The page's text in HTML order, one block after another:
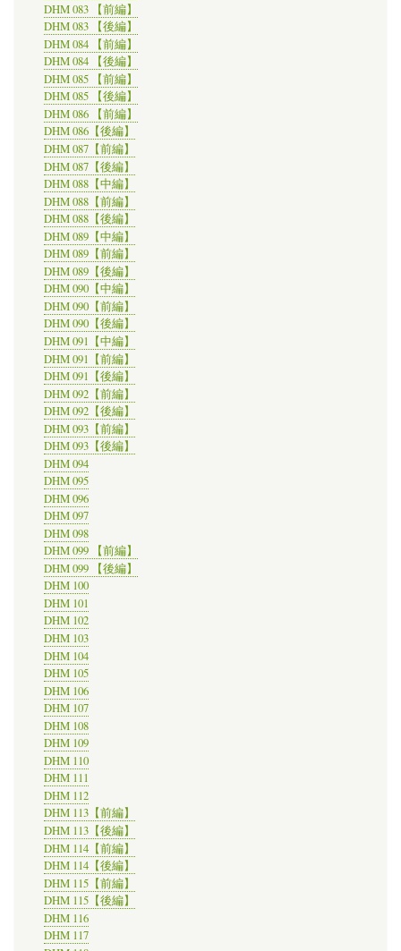
DHM 083 【前編】
DHM 083 【後編】
DHM 084 【前編】
DHM 084 【後編】
DHM 085 【前編】
DHM 085 【後編】
DHM 086 【前編】
DHM 086【後編】
DHM 087【前編】
DHM 087【後編】
DHM 088【中編】
DHM 088【前編】
DHM 088【後編】
DHM 089【中編】
DHM 089【前編】
DHM 089【後編】
DHM 090【中編】
DHM 090【前編】
DHM 090【後編】
DHM 091【中編】
DHM 091【前編】
DHM 091【後編】
DHM 092【前編】
DHM 092【後編】
DHM 093【前編】
DHM 093【後編】
DHM 094
DHM 095
DHM 096
DHM 097
DHM 098
DHM 099 【前編】
DHM 099 【後編】
DHM 100
DHM 101
DHM 102
DHM 103
DHM 104
DHM 105
DHM 106
DHM 107
DHM 108
DHM 109
DHM 110
DHM 111
DHM 112
DHM 113【前編】
DHM 113【後編】
DHM 114【前編】
DHM 114【後編】
DHM 115【前編】
DHM 115【後編】
DHM 116
DHM 117